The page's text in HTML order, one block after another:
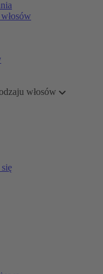
włosów
się